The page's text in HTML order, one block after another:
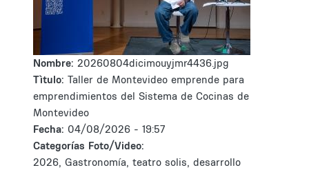
Nombre: 20260804dicimouyjmr4436.jpg
Tìtulo: Taller de Montevideo emprende para
emprendimientos del Sistema de Cocinas de
Montevideo
Fecha: 04/08/2026 - 19:57
Categorías Foto/Video:
2026, Gastronomía, teatro solis, desarrollo